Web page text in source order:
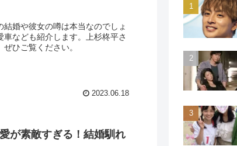
婚や彼女の噂は本当なのでしょ
なども紹介します。上杉柊平さ
ひご覧ください。
2023.06.18
が素敵すぎる！結婚馴れ